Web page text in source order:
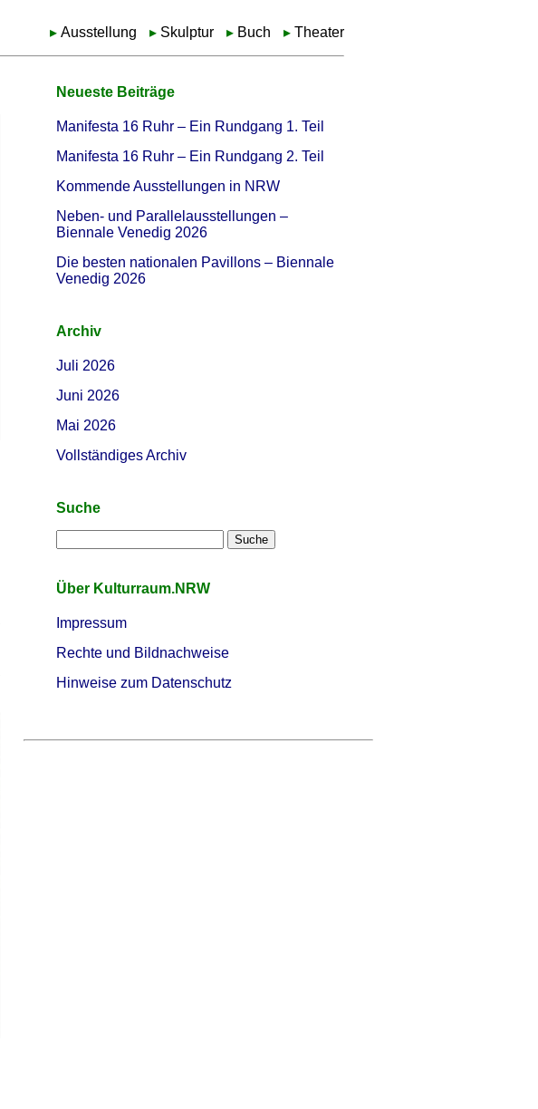
Ausstellung Skulptur Buch Theater
Neueste Beiträge
Manifesta 16 Ruhr – Ein Rundgang 1. Teil
Manifesta 16 Ruhr – Ein Rundgang 2. Teil
Kommende Ausstellungen in NRW
Neben- und Parallelausstellungen –
Biennale Venedig 2026
Die besten nationalen Pavillons – Biennale
Venedig 2026
Archiv
Juli 2026
Juni 2026
Mai 2026
Vollständiges Archiv
Suche
Über Kulturraum.NRW
Impressum
Rechte und Bildnachweise
Hinweise zum Datenschutz